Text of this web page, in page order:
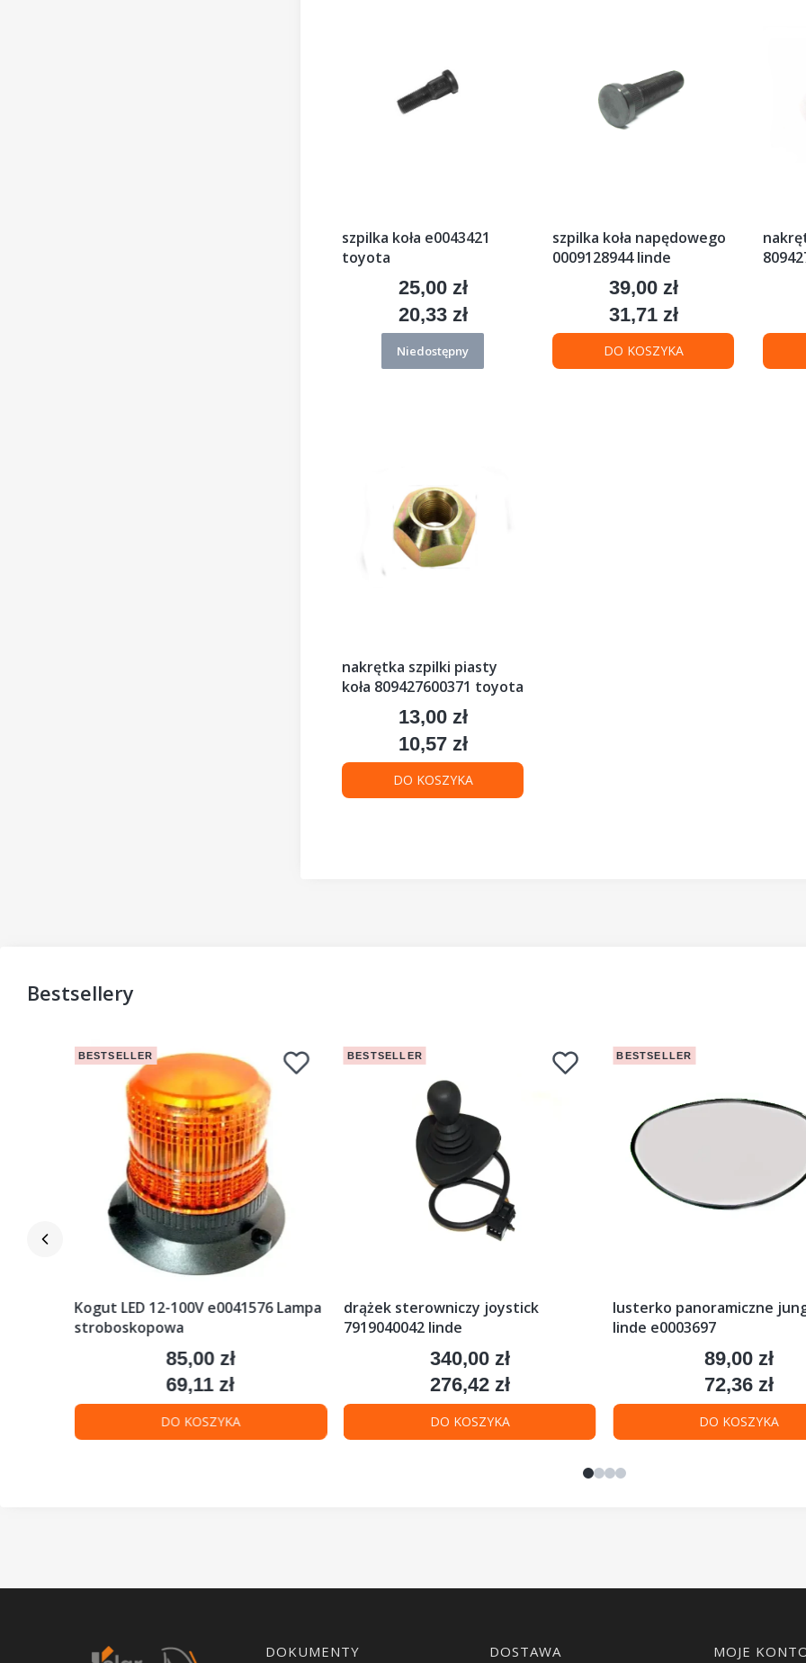
szpilka koła e0043421
toyota
Cena
25,00 zł
Cena
20,33 zł
Niedostępny
szpilka koła napędowego
0009128944 linde
Cena
39,00 zł
Cena
31,71 zł
DO KOSZYKA
nakrętka szpilki piasty
koła 809427600371 toyota
Cena
13,00 zł
Cena
10,57 zł
DO KOSZYKA
Bestsellery
BESTSELLER
Kogut LED 12-100V e0041576 Lampa
stroboskopowa
Cena
85,00 zł
Cena
69,11 zł
DO KOSZYKA
BESTSELLER
drążek sterowniczy joystick
7919040042 linde
Cena
340,00 zł
Cena
276,42 zł
DO KOSZYKA
BESTSELLER
lusterko panoramiczne
linde e0003697
Cena
89,00 zł
Cena
72,36 zł
DO KOSZYKA
Linki w stopce
DOKUMENTY DOSTAWA MOJE